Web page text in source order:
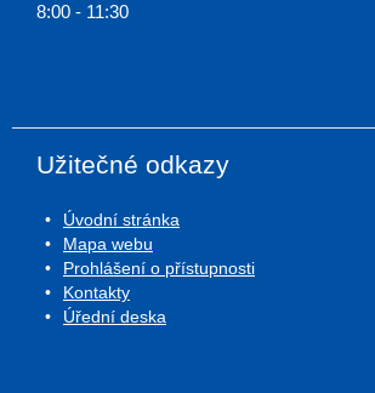
8:00 - 11:30
Užitečné odkazy
Úvodní stránka
Mapa webu
Prohlášení o přístupnosti
Kontakty
Úřední deska